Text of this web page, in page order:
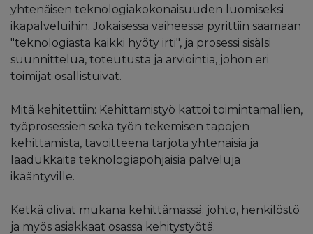
yhtenäisen teknologiakokonaisuuden luomiseksi
ikäpalveluihin. Jokaisessa vaiheessa pyrittiin saamaan
"teknologiasta kaikki hyöty irti", ja prosessi sisälsi
suunnittelua, toteutusta ja arviointia, johon eri
toimijat osallistuivat.
Mitä kehitettiin: Kehittämistyö kattoi toimintamallien,
työprosessien sekä työn tekemisen tapojen
kehittämistä, tavoitteena tarjota yhtenäisiä ja
laadukkaita teknologiapohjaisia palveluja
ikääntyville.
Ketkä olivat mukana kehittämässä: johto, henkilöstö
ja myös asiakkaat osassa kehitystyötä.